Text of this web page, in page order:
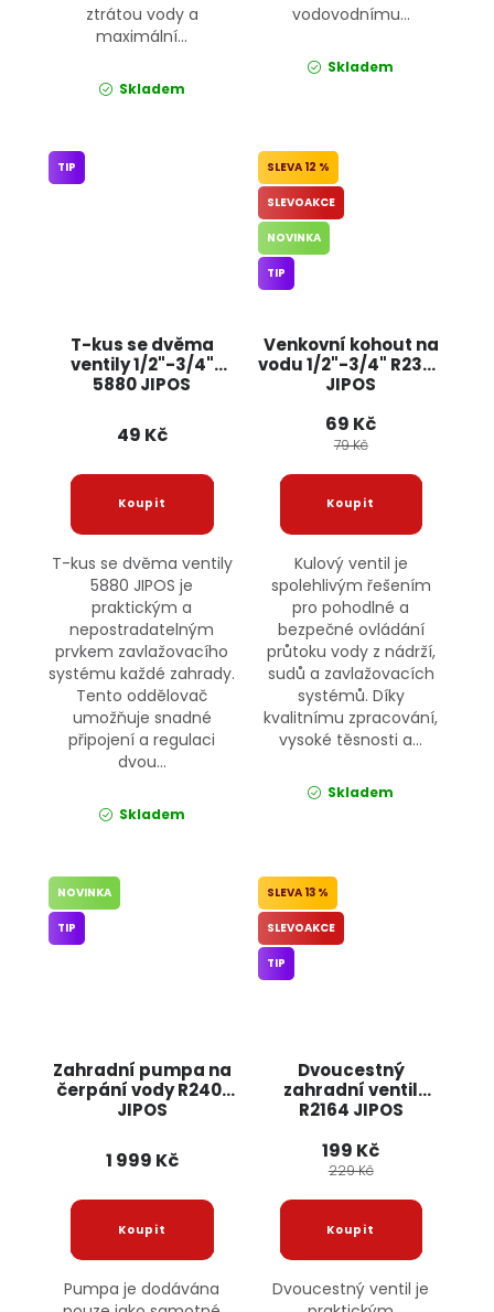
ztrátou vody a
maximální...
Skladem
vodovodnímu...
Skladem
T-kus se dvěma
ventily 1/2"-3/4"
5880 JIPOS
TIP
49 Kč
T-kus se dvěma ventily
5880 JIPOS je
praktickým a
nepostradatelným
prvkem zavlažovacího
systému každé zahrady.
Tento oddělovač
umožňuje snadné
připojení a regulaci
dvou...
Skladem
Venkovní kohout na
vodu 1/2"-3/4" R2352
JIPOS
12 %
SLEVOAKCE
NOVINKA
TIP
69 Kč
79 Kč
Kulový ventil je
spolehlivým řešením
pro pohodlné a
bezpečné ovládání
průtoku vody z nádrží,
sudů a zavlažovacích
systémů. Díky
kvalitnímu zpracování,
vysoké těsnosti a...
Skladem
Zahradní pumpa na
čerpání vody R2401
JIPOS
NOVINKA
TIP
1 999 Kč
Pumpa je dodávána
Dvoucestný
zahradní ventil
R2164 JIPOS
13 %
SLEVOAKCE
TIP
199 Kč
229 Kč
Dvoucestný ventil je